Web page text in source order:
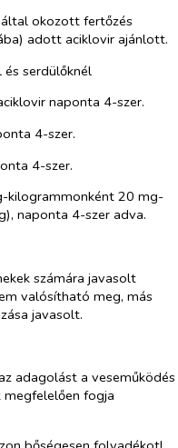
által okozott fertőzés
adott aciklovir ajánlott.
és serdülőknél
naponta 4-szer.
4-szer.
4-szer.
kilogrammonként 20 mg-
naponta 4-szer adva.
számára javasolt
valósítható meg, más
javasolt.
adagolást a veseműködés
megfelelően fogja